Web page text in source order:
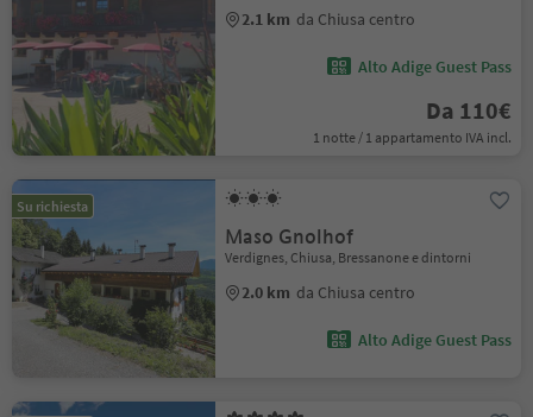
2.1 km da Chiusa centro
Alto Adige Guest Pass
Da 110€
1 notte / 1 appartamento IVA incl.
Su richiesta
Maso Gnolhof
Verdignes, Chiusa, Bressanone e dintorni
2.0 km da Chiusa centro
Alto Adige Guest Pass